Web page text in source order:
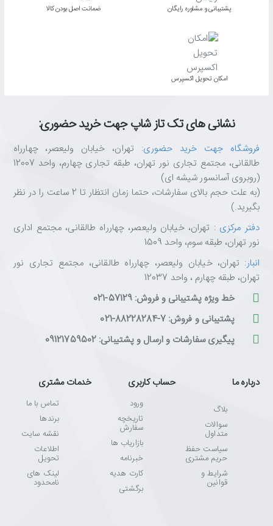
پشتیبانی و مشاوره رایگان ﺿﻤﺎﻧﺖ اﺻﻞ ﺑﻮدن ﮐﺎﻟﺎ
اﻣﮑﺎن ﺗﺤﻮﯾﻞ اﮐﺴﭙﺮس
نشانی های تک تاز شاپ جهت خرید حضوری:
فروشگاه جهت خرید حضوری: تهران، خیابان ولیعصر، چهارراه
طالقانی، مجتمع تجاری نور تهران، طبقه تجاری چهارم، واحد 12007
(روبروی آسانسور شیشه ای)
(به علت حجم بالای سفارشات، حتما زمان انتظار تا 2 ساعت را در نظر
بگیرید.)
دفتر مرکزی : تهران، خیابان ولیعصر، چهارراه طالقانی، مجتمع اداری
نور تهران، طبقه سوم، واحد 1509
انبار: تهران، خیابان ولیعصر، چهارراه طالقانی، مجتمع تجاری نور
تهران، طبقه چهارم ، واحد 12037
خط ویژه پشتیبانی و فروش: 57129-021
پشتیبانی و فروش: 7-88228284-021
پیگیری سفارشات و ارسال و پشتیبانی: 09121759502
درباره ما
بلاگ
سوالات
متداول
سیاست حفظ
حریم مشتری
شرایط و
قوانین
حساب کاربری
ورود
تاریخچه
سفارش
بازاریاب ها
خبرنامه
کارت هدیه
برگشتی
خدمات مشتری
تماس با ما
برندها
نقشه سایت
اطلاعات
تحویل
لینک های
نامحدود